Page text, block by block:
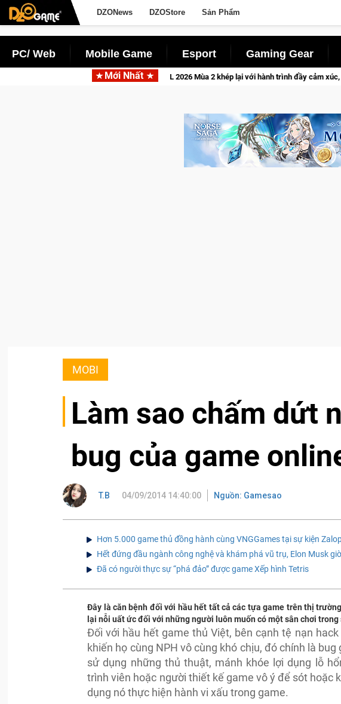
DZONews DZOStore Sản Phẩm
PC/ Web Mobile Game Esport Gaming Gear
Mới Nhất
CFVL 2026 Mùa 2 khép lại với hành trình đầy cảm xúc, Team Falcons lên ngôi vô
MOBI
Làm sao chấm dứt
bug của game
T.B 04/09/2014 14:40:00 Nguồn: Gamesao
Hơn 5.000 game thủ đồng hành cùng VNGGames tại sự kiện
Hết đứng đầu ngành công nghệ và khám phá vũ trụ, Elon Musk
Đã có người thực sự “phá đảo” được game Xếp hình Tetris
Đây là căn bệnh đối với hầu hết tất cả các tựa game trên thị
lại nỗi uất ức đối với những người luôn muốn có một sân chơi trong
Đối với hầu hết game thủ Việt, bên cạnh tệ nạn
khiến họ cùng NPH vô cùng khó chịu, đó chính là
sử dụng những thủ thuật, mánh khóe lợi dụng lỗ
trình viên hoặc người thiết kế game vô ý để sót hoặc
dụng nó thực hiện hành vi xấu trong game.